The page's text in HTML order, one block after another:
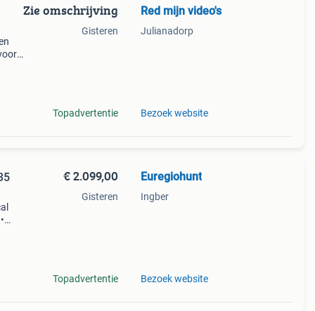
Zie omschrijving
Gisteren
Topadvertentie
Red mijn video's
Julianadorp
Bezoek website
€ 2.099,00
Gisteren
Topadvertentie
Euregiohunt
Ingber
Bezoek website